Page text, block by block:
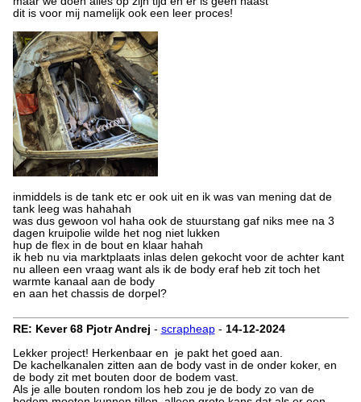
dit is voor mij namelijk ook een leer proces!
inmiddels is de tank etc er ook uit en ik was van mening dat de
tank leeg was hahahah
was dus gewoon vol haha ook de stuurstang gaf niks mee na 3
dagen kruipolie wilde het nog niet lukken
hup de flex in de bout en klaar hahah
ik heb nu via marktplaats inlas delen gekocht voor de achter kant
nu alleen een vraag want als ik de body eraf heb zit toch het
warmte kanaal aan de body
en aan het chassis de dorpel?
RE: Kever 68 Pjotr Andrej - scrapheap- 14-12-2024
Lekker project! Herkenbaar en je pakt het goed aan.
De kachelkanalen zitten aan de body vast in de onder koker, en
de body zit met bouten door de bodem vast.
Als je alle bouten rondom los heb zou je de body zo van de